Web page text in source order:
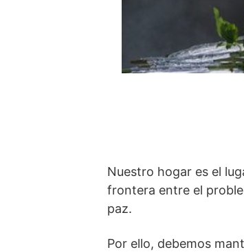
Nuestro hogar es el
frontera entre el
paz.
Por ello, debemos